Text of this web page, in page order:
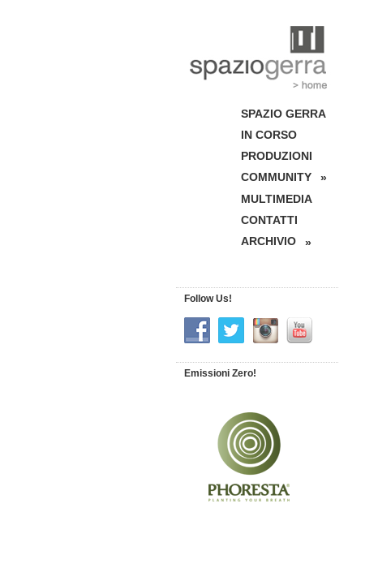
SPAZIO GERRA
IN CORSO
PRODUZIONI
COMMUNITY
»
MULTIMEDIA
CONTATTI
ARCHIVIO
»
Follow Us!
Emissioni Zero!